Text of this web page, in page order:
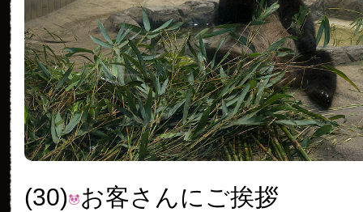
(30) お客さんにご挨拶